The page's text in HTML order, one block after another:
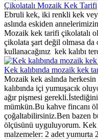
Çikolatalı Mozaik Kek Tarifi
Ebruli kek, iki renkli kek
aslında eskiden
Mozaik kek tarifi çikolatalı
çikolata şart değil olmasa
kullanacağınız kek kalıbı
Kek kalıbında mozaik kek
Mozaik kek aslında
kalıbında içi yumuşacık
ağır pişmesi
mümkün.Bu kahve fincanı
çoğaltabilirsiniz.Ben bazen
ölçüsünü uyguluyorum. Kek
malzemeler: 2 adet yumurta